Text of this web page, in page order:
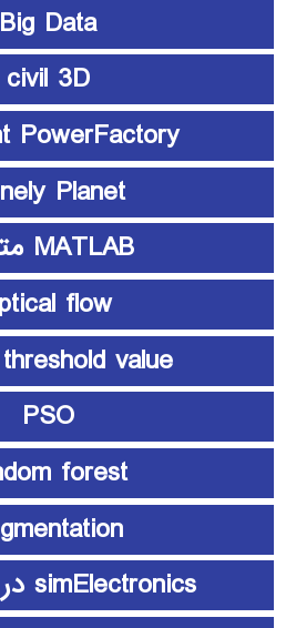
Big Data
civil 3D
PowerFactory
Planet
MATLAB متلب
flow
value
PSO
forest
simElectronics در Simulink